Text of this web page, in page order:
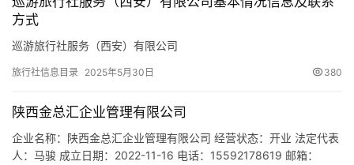
方式
巡游旅行社服务（西安）有限公司
旅行社信息目录 2025年5月30日 380
陕西金总汇企业管理有限公司
企业名称：陕西金总汇企业管理有限公司 经营状态：开业 法定代表
人：马骏 成立日期：2022-11-16 电话：15592178619 邮箱：